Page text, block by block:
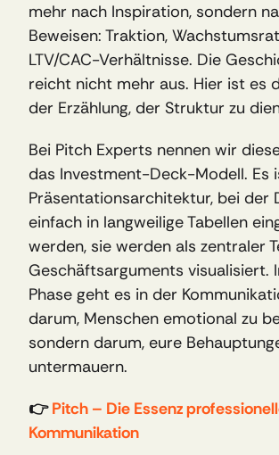
mehr nach Inspiration, sondern
Beweisen: Traktion,
LTV/CAC-Verhältnisse. Die
reicht nicht mehr aus. Hier ist es
der Erzählung, der Struktur zu
Bei Pitch Experts nennen wir
das Investment-Deck-Modell. Es
Präsentationsarchitektur, bei der
einfach in langweilige Tabellen
werden, sie werden als zentraler
Geschäftsarguments visualisiert.
Phase geht es in der
darum, Menschen emotional zu
sondern darum, eure
untermauern.
👉 Pitch – Die Essenz
Kommunikation